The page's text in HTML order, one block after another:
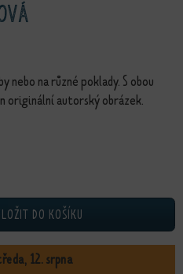
na různé poklady. S obou
originální autorský obrázek.
DO KOŠÍKU
12. srpna